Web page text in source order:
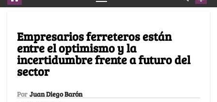
Empresarios ferreteros están
entre el optimismo y la
incertidumbre frente a futuro del
sector
Por Juan Diego Barón